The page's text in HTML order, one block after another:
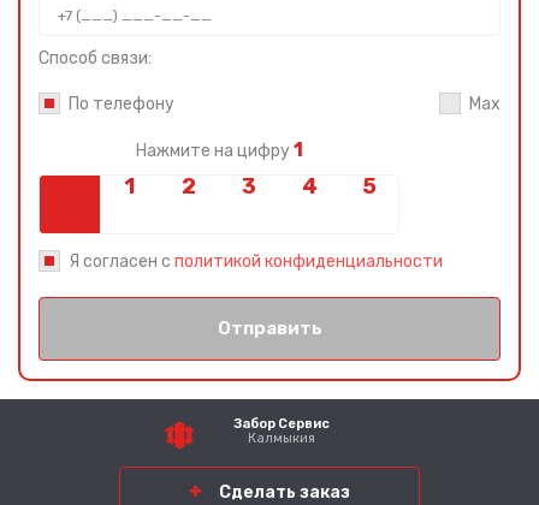
Способ связи:
По телефону Max
Нажмите на цифру 1
Я согласен с политикой конфиденциальности
Отправить
Забор Сервис
Калмыкия
Сделать заказ